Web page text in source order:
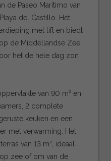
de Paseo Marítimo van
del Castillo. Het
met lift en biedt
de Middellandse Zee
het de hele dag zon
van 90 m² en
2 complete
keuken en een
met verwarming. Het
van 13 m², ideaal
zee of om van de